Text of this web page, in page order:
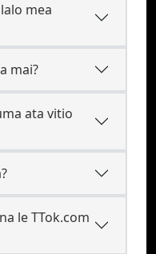
mea
mai?
ata vitio
le TTok.com